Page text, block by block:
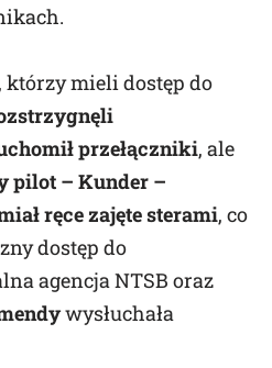
mieli dostęp do
przełączniki, ale
pilot – Kunder –
ręce zajęte sterami, co
dostęp do
agencja NTSB oraz
wysłuchała